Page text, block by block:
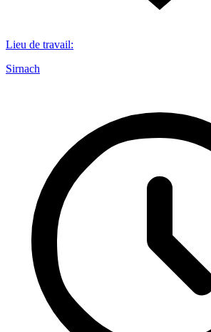
Lieu de travail:
Sirnach